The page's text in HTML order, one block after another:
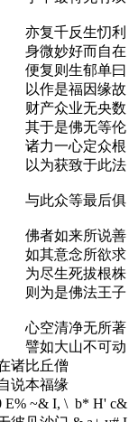
复千反生忉利
微妙好而自在
复则生郁单曰
作是福因缘故
产众业无央数
于是佛无等伦
力一心定众根
为获致于此法
此众等最后俱
者如来所说善
其意念所欲求
尽生死拔根株
为是佛法王子
空清净无所著
如大山不可动
比丘僧
本福缘
E% ~& I, \ b* H' c&